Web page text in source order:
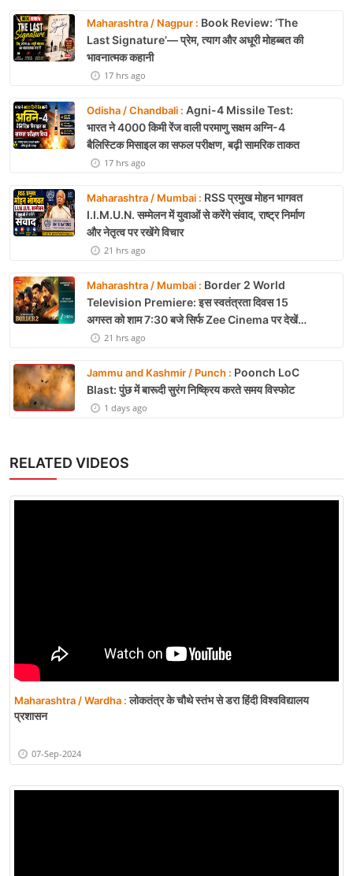
Maharashtra / Nagpur : Book Review: ‘The
Last Signature’— प्रेम, त्याग और अधूरी मोहब्बत की
भावनात्मक कहानी
17 hrs ago
Odisha / Chandbali : Agni-4 Missile Test:
भारत ने 4000 किमी रेंज वाली परमाणु सक्षम अग्नि-4
बैलिस्टिक मिसाइल का सफल परीक्षण, बढ़ी सामरिक ताकत
17 hrs ago
Maharashtra / Mumbai : RSS प्रमुख मोहन भागवत
I.I.M.U.N. सम्मेलन में युवाओं से करेंगे संवाद, राष्ट्र निर्माण
और नेतृत्व पर रखेंगे विचार
21 hrs ago
Maharashtra / Mumbai : Border 2 World
Television Premiere: इस स्वतंत्रता दिवस 15
अगस्त को शाम 7:30 बजे सिर्फ Zee Cinema पर देखें
बॉर्डर 221 hrs ago
Jammu and Kashmir / Punch : Poonch LoC
Blast: पुंछ में बारूदी सुरंग निष्क्रिय करते समय विस्फोट
1 days ago
RELATED VIDEOS
Maharashtra / Wardha :लोकतंत्र के चौथे स्तंभ से डरा हिंदी विश्वविद्यालय
प्रशासन
07-Sep-2024